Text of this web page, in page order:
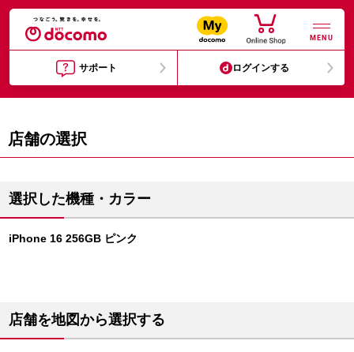
MENU
サポート ログインする
店舗の選択
選択した機種・カラー
iPhone 16 256GB ピンク
店舗を地図から選択する